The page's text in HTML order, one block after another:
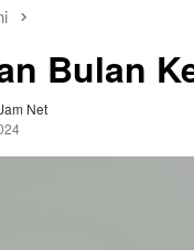
Bulan
Net